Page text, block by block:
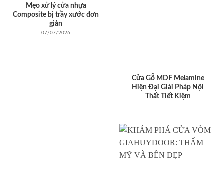
Mẹo xử lý cửa nhựa
Composite bị trầy xước đơn
giản
07/07/2026
Cửa Gỗ MDF Melamine
Hiện Đại Giải Pháp Nội
Thất Tiết Kiệm